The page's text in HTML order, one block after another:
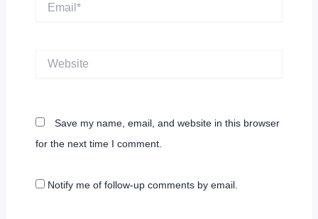
Save my name, email, and website in this browser
for the next time I comment.
Notify me of follow-up comments by email.